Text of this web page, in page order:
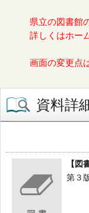
県立の図書館
詳しくはホー
画面の変更点
資料詳
【
第３